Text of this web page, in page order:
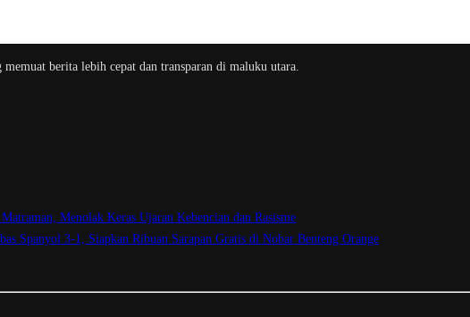
berita lebih cepat dan transparan di maluku utara.
Menolak Keras Ujaran Kebencian dan Rasisme
Spanyol 3-1, Siapkan Ribuan Sarapan Gratis di Nobar Benteng Orange